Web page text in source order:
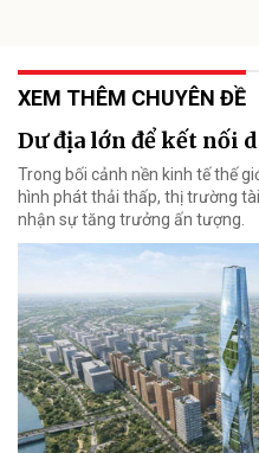
XEM THÊM CHUYÊN ĐỀ
Dư địa lớn để kết nối
Trong bối cảnh nền kinh tế thế
hình phát thải thấp, thị trường
nhận sự tăng trưởng ấn tượng.